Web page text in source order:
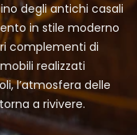
degli antichi casali
in stile moderno
complementi di
realizzati
l’atmosfera delle
a rivivere.